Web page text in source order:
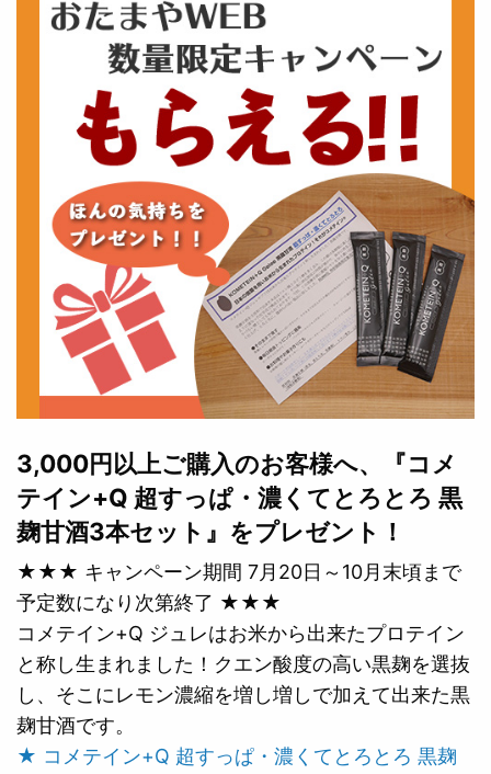
3,000円以上ご購入のお客様へ、『コメ
テイン+Q 超すっぱ・濃くてとろとろ 黒
麹甘酒3本セット』をプレゼント！
★★★ キャンペーン期間 7月20日～10月末頃まで
予定数になり次第終了 ★★★
コメテイン+Q ジュレはお米から出来たプロテイン
と称し生まれました！クエン酸度の高い黒麹を選抜
し、そこにレモン濃縮を増し増しで加えて出来た黒
麹甘酒です。
★ コメテイン+Q 超すっぱ・濃くてとろとろ 黒麹